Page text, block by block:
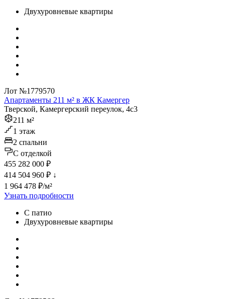
Двухуровневые квартиры
Лот №1779570
Апартаменты 211 м² в ЖК Камергер
Тверской, Камергерский переулок, 4с3
211 м²
1 этаж
2 спальни
C отделкой
455 282 000 ₽
414 504 960 ₽ ↓
1 964 478 ₽/м²
Узнать подробности
С патио
Двухуровневые квартиры